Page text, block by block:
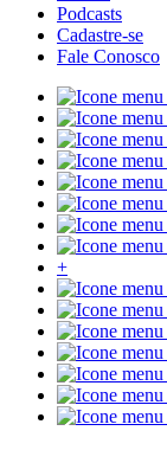
Podcasts
Cadastre-se
Fale Conosco
+